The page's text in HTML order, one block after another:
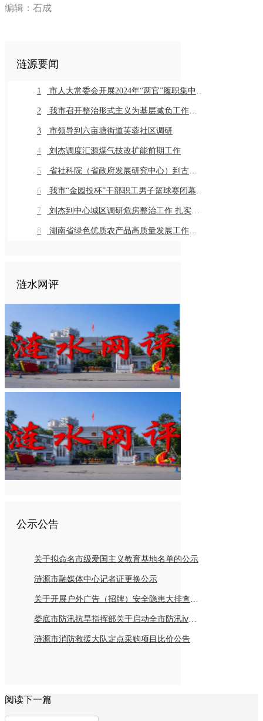
编辑：石成
涟源要闻
1 市人大常委会开展2024年“两官”履职集中评议
2 我市召开整治形式主义为基层减负工作推进会暨业务培训会议
3 市领导到六亩塘街道芙蓉社区调研
4 刘杰调度汇源煤气技改扩能前期工作
5 省社科院（省政府发展研究中心）到古仙界村调研乡村振兴工作
6 我市“金园投杯”干部职工男子篮球赛闭幕 市直组高新金园代表队 乡镇组桥头河镇代表队获得冠军
7 刘杰到中心城区调研危房整治工作 扎实推进危房整治工作 切实保障群众住房安全
8 湖南省绿色优质农产品高质量发展工作推进会在我市召开
涟水网评
公示公告
关于拟命名市级爱国主义教育基地名单的公示
涟源市融媒体中心记者证更换公示
关于开展户外广告（招牌）安全隐患大排查倡议书
娄底市防汛抗旱指挥部关于启动全市防汛ⅳ级应急响应的紧急通知
涟源市消防救援大队定点采购项目比价公告
阅读下一篇